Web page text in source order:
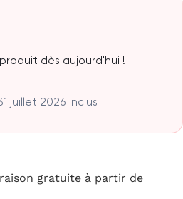
dès aujourd'hui !
juillet 2026 inclus
gratuite à partir de